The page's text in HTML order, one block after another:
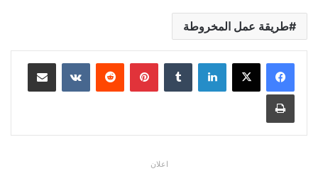
طريقة عمل المخروطة
لينكدإن بينتيريست مشاركة عبر البريد
طباعة
اعلان